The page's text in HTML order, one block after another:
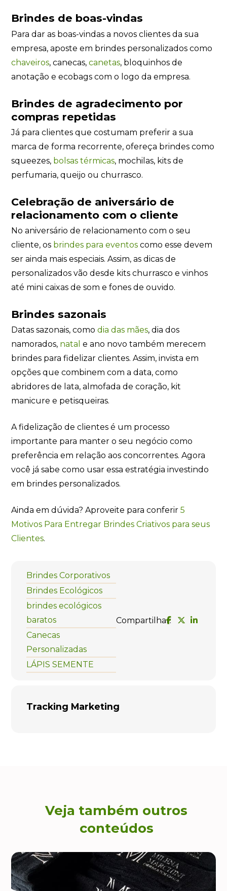
Brindes de boas-vindas
Para dar as boas-vindas a novos clientes da sua
empresa, aposte em brindes personalizados como
chaveiros, canecas,canetas, bloquinhos de
anotação e ecobags com o logo da empresa.
Brindes de agradecimento por
compras repetidas
Já para clientes que costumam preferir a sua
marca de forma recorrente, ofereça brindes como
squeezes, bolsas térmicas, mochilas, kits de
perfumaria, queijo ou churrasco.
Celebração de aniversário de
relacionamento com o cliente
No aniversário de relacionamento com o seu
cliente, os brindes para eventos como esse devem
ser ainda mais especiais. Assim, as dicas de
personalizados vão desde kits churrasco e vinhos
até mini caixas de som e fones de ouvido.
Brindes sazonais
Datas sazonais, comodia das mães, dia dos
namorados, natal e ano novo também merecem
brindes para fidelizar clientes. Assim, invista em
opções que combinem com a data, como
abridores de lata, almofada de coração, kit
manicure e petisqueiras.
A fidelização de clientes é um processo
importante para manter o seu negócio como
preferência em relação aos concorrentes. Agora
você já sabe como usar essa estratégia investindo
em brindes personalizados.
Ainda em dúvida? Aproveite para conferir5
Motivos Para Entregar Brindes Criativos para seus
Clientes.
Brindes Corporativos
Brindes Ecológicos
brindes ecológicos
baratos
Canecas
Personalizadas
LÁPIS SEMENTE
Compartilhar:
Tracking Marketing
Veja também outros
conteúdos